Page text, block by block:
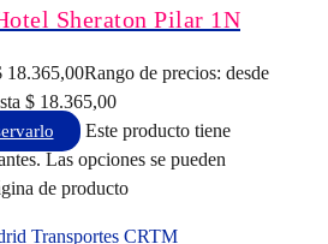
Sheraton Pilar 1N
18.365,00Rango de precios: desde
$ 18.365,00
Este producto tiene
Las opciones se pueden
de producto